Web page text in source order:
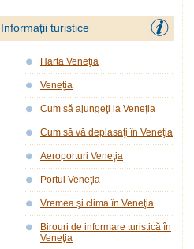
Informații turistice
Harta Veneţia
Veneția
Cum să ajungeţi la Veneţia
Cum să vă deplasaţi în Veneţia
Aeroporturi Veneţia
Portul Veneţia
Vremea şi clima în Veneţia
Birouri de informare turistică în
Veneţia